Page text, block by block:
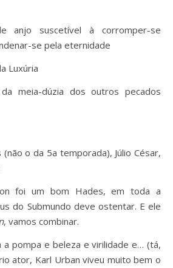
anjo suscetível à corromper-se
se pela eternidade
Luxúria
meia-dúzia dos outros pecados
(não o da 5a temporada), Júlio César,
foi um bom Hades, em toda a
do Submundo deve ostentar. E ele
, vamos combinar.
a pompa e beleza e virilidade e… (tá,
ator, Karl Urban viveu muito bem o